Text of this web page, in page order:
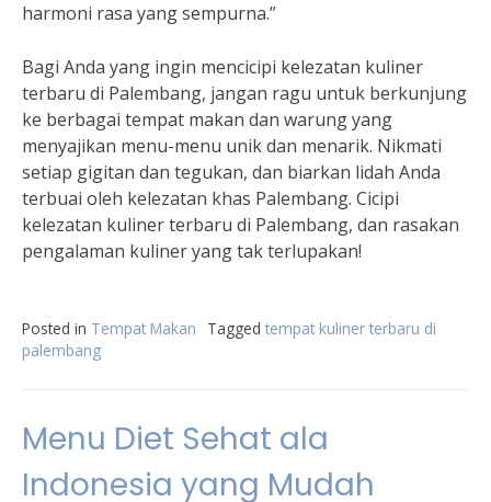
harmoni rasa yang sempurna.”
Bagi Anda yang ingin mencicipi kelezatan kuliner
terbaru di Palembang, jangan ragu untuk berkunjung
ke berbagai tempat makan dan warung yang
menyajikan menu-menu unik dan menarik. Nikmati
setiap gigitan dan tegukan, dan biarkan lidah Anda
terbuai oleh kelezatan khas Palembang. Cicipi
kelezatan kuliner terbaru di Palembang, dan rasakan
pengalaman kuliner yang tak terlupakan!
Posted in Tempat Makan Tagged tempat kuliner terbaru di
palembang
Menu Diet Sehat ala
Indonesia yang Mudah